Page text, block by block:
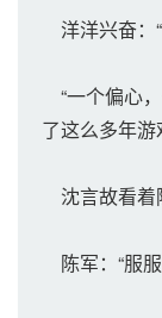
洋洋兴奋：
“一个偏心
了这么多年
沈言故看着
陈军：“服